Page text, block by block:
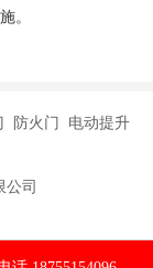
。
防火门 电动提升
公司